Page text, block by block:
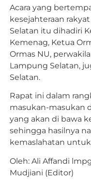
Acara yang
kesejahteraan
Selatan itu dihadiri
Kemenag, Ketua
Ormas NU,
Lampung Selatan,
Selatan.
Rapat ini dalam
masukan-masukan
yang akan di bawa
sehingga hasilnya
kemaslahatan
Oleh: Ali Affandi
Mudjiani (Editor)